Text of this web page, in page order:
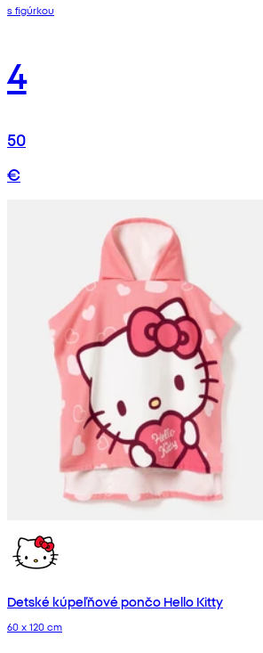
s figúrkou
4
50
€
Detské kúpeľňové pončo Hello Kitty
60 x 120 cm